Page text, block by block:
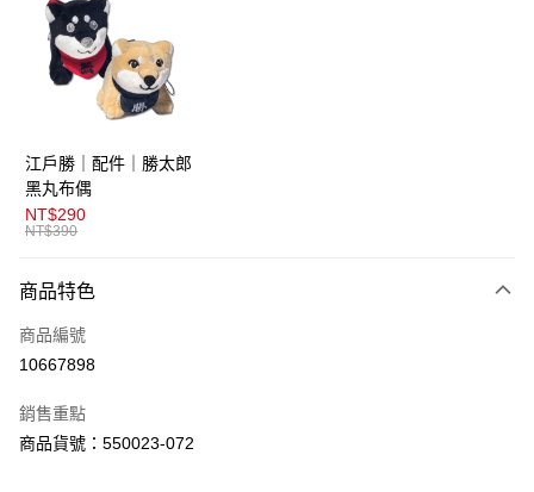
LINE Pay
AFTEE先享後付
【關於「AFTEE先享後付」】
便利好安心！
１．簡單：不需註冊會員、不需綁卡、不需儲值。
２．便利：只要手機號碼，簡訊認證，即可結帳。
３．安心：先確認商品／服務後，再付款。
１．於結帳方式選擇「AFTEE先享後付」後，將跳轉至「AFTEE先享後付」
２．訂單成立數日內，您將收到繳費通知簡訊。
３．收到繳費通知簡訊後14天內，點擊此簡訊中的連結，可透過四大超商／
購買商品的店家。未經商家同意取消之訂單仍視為有效，需透過AFTEE先享
後付繳納相關費用。
運送方式
全家取貨付款
免運費
免運費
江戶勝｜配件｜勝太郎
黑丸布偶
NT$290
NT$390
商品特色
商品編號
10667898
銷售重點
商品貨號：550023-072